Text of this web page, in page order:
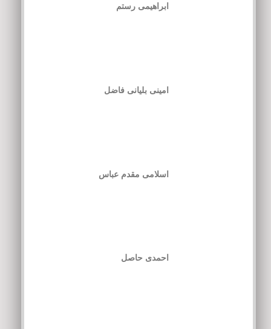
ابراهیمی رستم
امینی بلیانی فاضل
اسلامی مقدم عباس
احمدی حاصل